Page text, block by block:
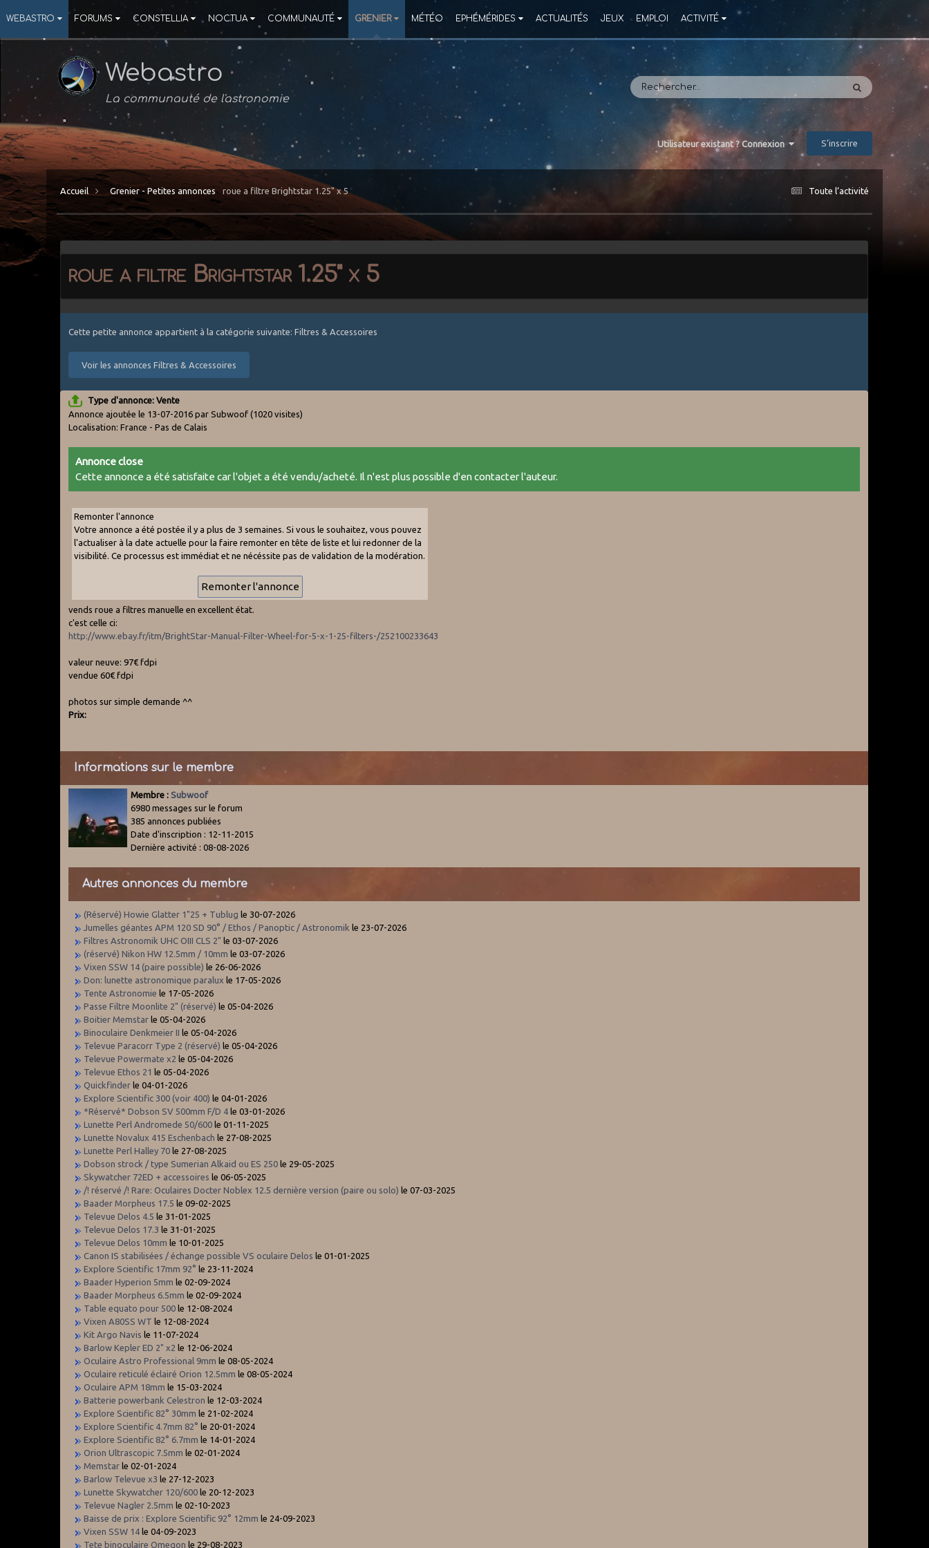
WEBASTRO FORUMS CONSTELLIA NOCTUA COMMUNAUTÉ GRENIER MÉTÉO EPHÉMÉRIDES ACTUALITÉS JEUX EMPLOI ACTIVITÉ
Webastro
La communauté de l'astronomie
Utilisateur existant ? Connexion S’inscrire
Toute l’activité
Accueil Grenier - Petites annonces roue a filtre Brightstar 1.25" x 5
roue a filtre Brightstar 1.25" x 5
Cette petite annonce appartient à la catégorie suivante: Filtres & Accessoires
Voir les annonces Filtres & Accessoires
Type d'annonce: Vente
Annonce ajoutée le 13-07-2016 par Subwoof(1020 visites)
Localisation: France - Pas de Calais
Annonce close
Cette annonce a été satisfaite car l'objet a été vendu/acheté. Il n'est plus possible d'en contacter l'auteur.
Remonter l'annonce
Votre annonce a été postée il y a plus de 3 semaines. Si vous le souhaitez, vous pouvez
l'actualiser à la date actuelle pour la faire remonter en tête de liste et lui redonner de la
visibilité. Ce processus est immédiat et ne nécéssite pas de validation de la modération.
vends roue a filtres manuelle en excellent état.
c'est celle ci:
http://www.ebay.fr/itm/BrightStar-Manual-Filter-Wheel-for-5-x-1-25-filters-/252100233643
valeur neuve: 97€ fdpi
vendue 60€ fdpi
photos sur simple demande ^^
Prix:
Informations sur le membre
Membre :Subwoof
6980 messages sur le forum
385 annonces publiées
Date d'inscription : 12-11-2015
Dernière activité : 08-08-2026
Autres annonces du membre
(Réservé) Howie Glatter 1"25 + Tublug le 30-07-2026
Jumelles géantes APM 120 SD 90° / Ethos / Panoptic / Astronomik le 23-07-2026
Filtres Astronomik UHC OIII CLS 2" le 03-07-2026
(réservé) Nikon HW 12.5mm / 10mm le 03-07-2026
Vixen SSW 14 (paire possible) le 26-06-2026
Don: lunette astronomique paralux le 17-05-2026
Tente Astronomie le 17-05-2026
Passe Filtre Moonlite 2" (réservé) le 05-04-2026
Boitier Memstar le 05-04-2026
Binoculaire Denkmeier II le 05-04-2026
Televue Paracorr Type 2 (réservé) le 05-04-2026
Televue Powermate x2 le 05-04-2026
Televue Ethos 21 le 05-04-2026
Quickfinder le 04-01-2026
Explore Scientific 300 (voir 400) le 04-01-2026
*Réservé* Dobson SV 500mm F/D 4 le 03-01-2026
Lunette Perl Andromede 50/600 le 01-11-2025
Lunette Novalux 415 Eschenbach le 27-08-2025
Lunette Perl Halley 70 le 27-08-2025
Dobson strock / type Sumerian Alkaid ou ES 250 le 29-05-2025
Skywatcher 72ED + accessoires le 06-05-2025
/! réservé /! Rare: Oculaires Docter Noblex 12.5 dernière version (paire ou solo) le 07-03-2025
Baader Morpheus 17.5 le 09-02-2025
Televue Delos 4.5 le 31-01-2025
Televue Delos 17.3 le 31-01-2025
Televue Delos 10mm le 10-01-2025
Canon IS stabilisées / échange possible VS oculaire Delos le 01-01-2025
Explore Scientific 17mm 92° le 23-11-2024
Baader Hyperion 5mm le 02-09-2024
Baader Morpheus 6.5mm le 02-09-2024
Table equato pour 500 le 12-08-2024
Vixen A80SS WT le 12-08-2024
Kit Argo Navis le 11-07-2024
Barlow Kepler ED 2" x2 le 12-06-2024
Oculaire Astro Professional 9mm le 08-05-2024
Oculaire reticulé éclairé Orion 12.5mm le 08-05-2024
Oculaire APM 18mm le 15-03-2024
Batterie powerbank Celestron le 12-03-2024
Explore Scientific 82° 30mm le 21-02-2024
Explore Scientific 4.7mm 82° le 20-01-2024
Explore Scientific 82° 6.7mm le 14-01-2024
Orion Ultrascopic 7.5mm le 02-01-2024
Memstar le 02-01-2024
Barlow Televue x3 le 27-12-2023
Lunette Skywatcher 120/600 le 20-12-2023
Televue Nagler 2.5mm le 02-10-2023
Baisse de prix : Explore Scientific 92° 12mm le 24-09-2023
Vixen SSW 14 le 04-09-2023
Tete binoculaire Omegon le 29-08-2023